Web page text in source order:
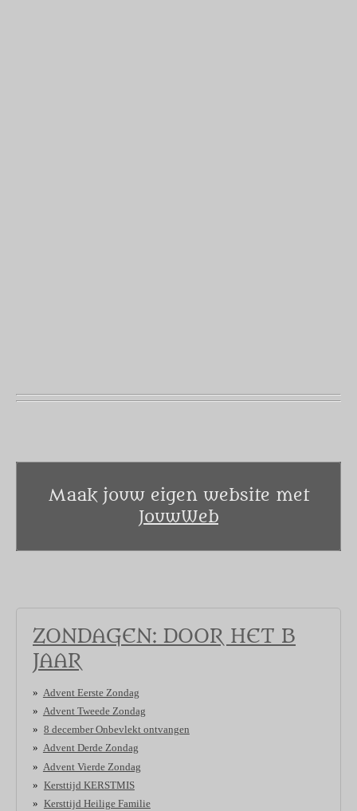
Maak jouw eigen website met
JouwWeb
ZONDAGEN: DOOR HET B
JAAR
Advent Eerste Zondag
Advent Tweede Zondag
8 december Onbevlekt ontvangen
Advent Derde Zondag
Advent Vierde Zondag
Kersttijd KERSTMIS
Kersttijd Heilige Familie